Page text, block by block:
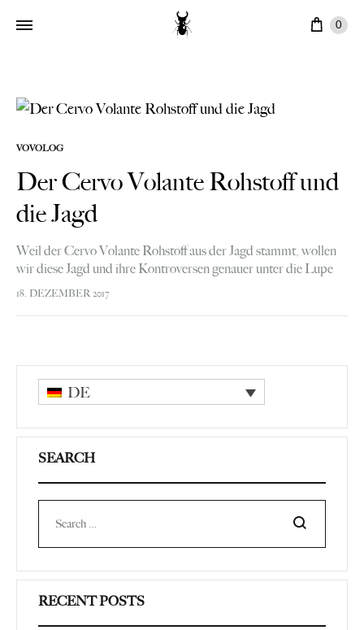
0
VOVOLOG
Der Cervo Volante Rohstoff und
die Jagd
Weil der Cervo Volante Rohstoff aus der Jagd stammt, wollen
wir diese Jagd und ihre Kontroversen genauer unter die Lupe
nehmen, und Ihnen zeigen, weshalb sie Cervo Volante Produkte
18. DEZEMBER 2017
DE
SEARCH
Search
RECENT POSTS